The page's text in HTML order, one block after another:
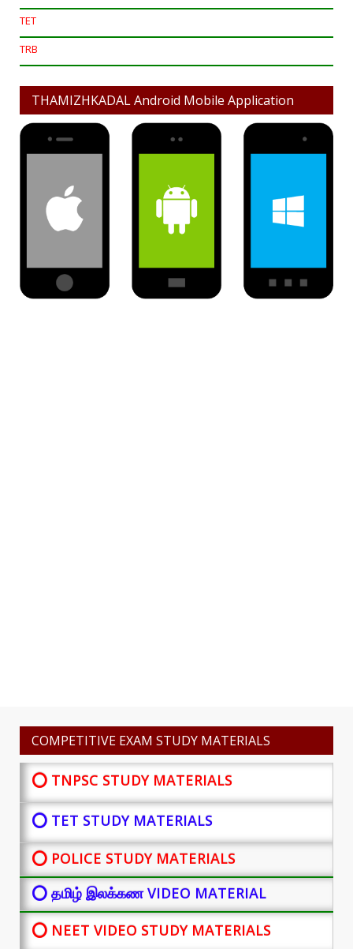
TET
TRB
THAMIZHKADAL Android Mobile Application
COMPETITIVE EXAM STUDY MATERIALS
⭕ TNPSC STUDY MATERIALS
⭕ TET STUDY MATERIALS
⭕ POLICE STUDY MATERIALS
⭕ தமிழ் இலக்கண VIDEO MATERIAL
⭕ NEET VIDEO STUDY MATERIALS